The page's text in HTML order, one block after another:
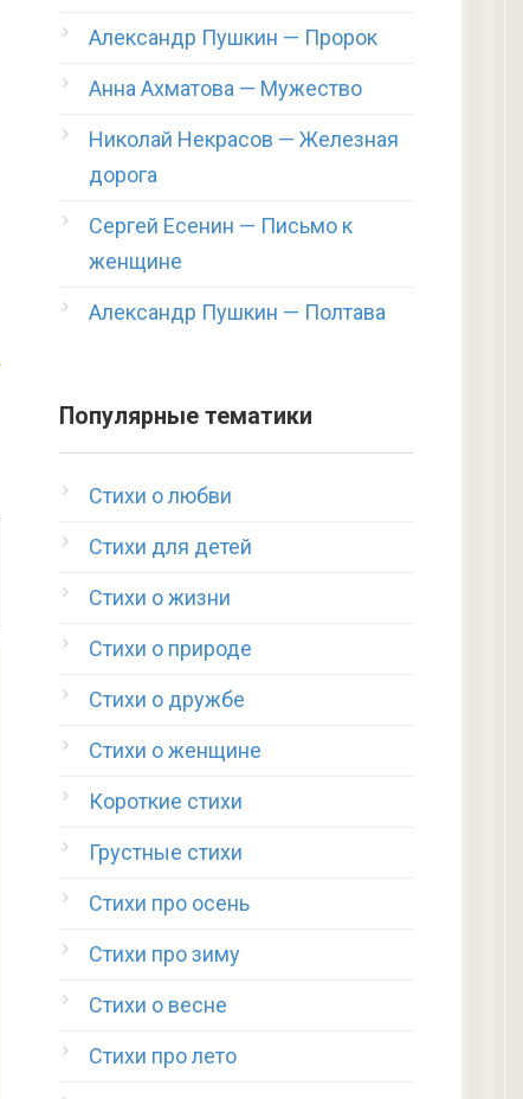
Александр Пушкин — Пророк
Анна Ахматова — Мужество
Николай Некрасов — Железная
дорога
Сергей Есенин — Письмо к
женщине
Александр Пушкин — Полтава
Популярные тематики
Стихи о любви
Стихи для детей
Стихи о жизни
Стихи о природе
Стихи о дружбе
Стихи о женщине
Короткие стихи
Грустные стихи
Стихи про осень
Стихи про зиму
Стихи о весне
Стихи про лето